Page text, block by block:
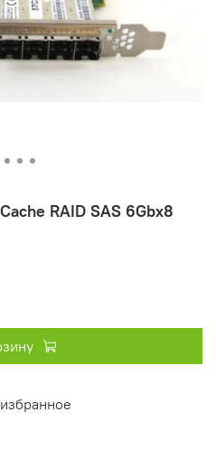
RAID SAS 6Gbx8